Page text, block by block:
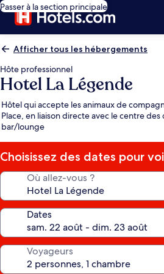
Passer à la section principale
Afficher tous les hébergements
Hôte professionnel
Hotel La Légende
Hôtel qui accepte les animaux de
Place, en liaison directe avec le centre
bar/lounge
Choisissez des dates pour
Où allez-vous ?
Dates
Voyageurs